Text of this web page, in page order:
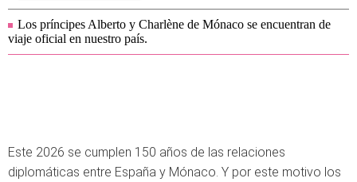
Los príncipes Alberto y Charlène de Mónaco se encuentran de
viaje oficial en nuestro país.
Este 2026 se cumplen 150 años de las relaciones
diplomáticas entre España y Mónaco. Y por este motivo los